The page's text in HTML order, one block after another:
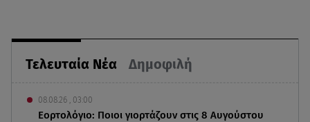
Τελευταία Νέα Δημοφιλή
08.08.26 , 03:00
Εορτολόγιο: Ποιοι γιορτάζουν στις 8 Αυγούστου